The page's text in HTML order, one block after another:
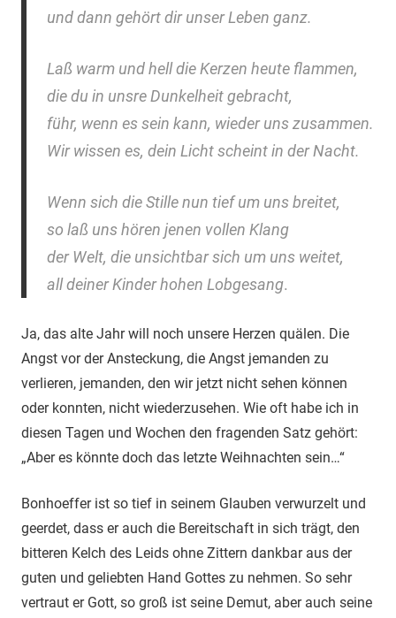
und dann gehört dir unser Leben ganz.
Laß warm und hell die Kerzen heute flammen,
die du in unsre Dunkelheit gebracht,
führ, wenn es sein kann, wieder uns zusammen.
Wir wissen es, dein Licht scheint in der Nacht.
Wenn sich die Stille nun tief um uns breitet,
so laß uns hören jenen vollen Klang
der Welt, die unsichtbar sich um uns weitet,
all deiner Kinder hohen Lobgesang.
Ja, das alte Jahr will noch unsere Herzen quälen. Die
Angst vor der Ansteckung, die Angst jemanden zu
verlieren, jemanden, den wir jetzt nicht sehen können
oder konnten, nicht wiederzusehen. Wie oft habe ich in
diesen Tagen und Wochen den fragenden Satz gehört:
„Aber es könnte doch das letzte Weihnachten sein…“
Bonhoeffer ist so tief in seinem Glauben verwurzelt und
geerdet, dass er auch die Bereitschaft in sich trägt, den
bitteren Kelch des Leids ohne Zittern dankbar aus der
guten und geliebten Hand Gottes zu nehmen. So sehr
vertraut er Gott, so groß ist seine Demut, aber auch seine